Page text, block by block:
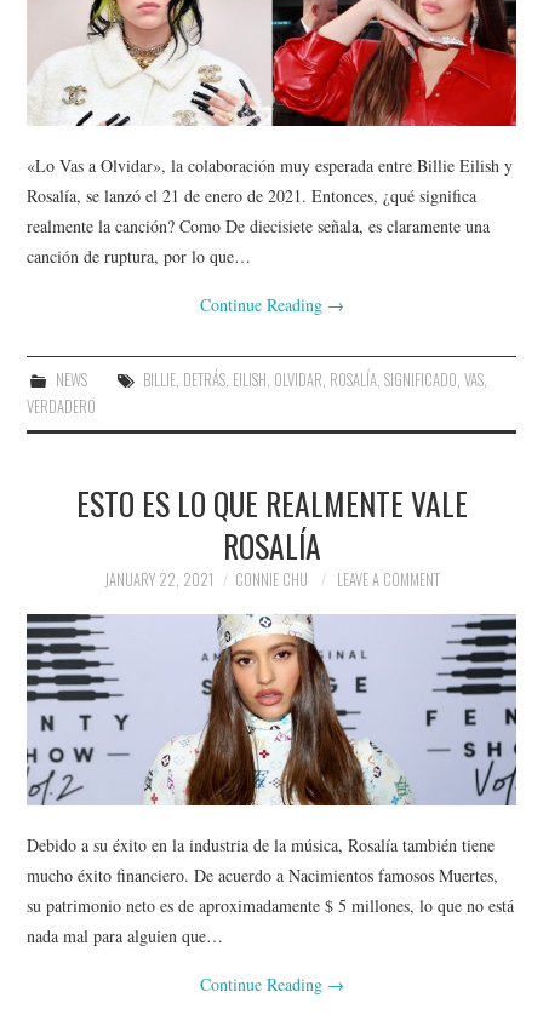
«Lo Vas a Olvidar», la colaboración muy esperada entre Billie Eilish y
Rosalía, se lanzó el 21 de enero de 2021. Entonces, ¿qué significa
realmente la canción? Como De diecisiete señala, es claramente una
canción de ruptura, por lo que…
Continue Reading →
NEWS BILLIE, DETRÁS, EILISH, OLVIDAR, ROSALÍA, SIGNIFICADO, VAS,
VERDADERO
ESTO ES LO QUE REALMENTE VALE
ROSALÍA
JANUARY 22, 2021 CONNIE CHU LEAVE A COMMENT
Debido a su éxito en la industria de la música, Rosalía también tiene
mucho éxito financiero. De acuerdo a Nacimientos famosos Muertes,
su patrimonio neto es de aproximadamente $ 5 millones, lo que no está
nada mal para alguien que…
Continue Reading →